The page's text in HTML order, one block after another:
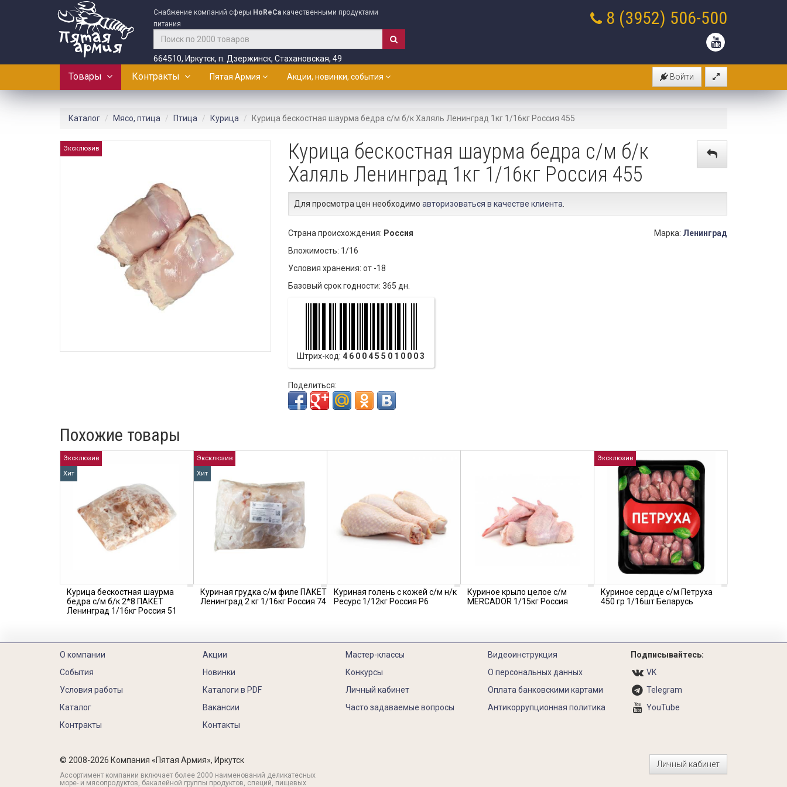
Снабжение компаний сферы HoReCa качественными продуктами
питания
664510, Иркутск, п. Дзержинск, Стахановская, 49
8 (3952) 506-500
Войти
Товары Контракты Пятая Армия Акции, новинки, события
Каталог Мясо, птица Птица Курица Курица бескостная шаурма бедра с/м б/к Халяль Ленинград 1кг 1/16кг Россия 455
Эксклюзив
Курица бескостная шаурма бедра с/м б/к
Халяль Ленинград 1кг 1/16кг Россия 455
Для просмотра цен необходимо авторизоваться в качестве клиента
Страна происхождения: Россия
Вложимость: 1/16
Условия хранения: от -18
Базовый срок годности: 365 дн.
Марка: Ленинград
Штрих-код: 4600455010003
Поделиться:
Похожие товары
Эксклюзив
Хит
Курица бескостная шаурма
бедра с/м б/к 2*8 ПАКЕТ
Ленинград 1/16кг Россия 51
Эксклюзив
Хит
Куриная грудка с/м филе ПАКЕТ
Ленинград 2 кг 1/16кг Россия 74
Куриная голень с кожей с/м н/к
Ресурс 1/12кг Россия Р6
Куриное крыло целое с/м
MERCADOR 1/15кг Россия
Эксклюзив
Куриное сердце с/м Петруха
450 гр 1/16шт Беларусь
О компании
События
Условия работы
Каталог
Контракты
Акции
Новинки
Каталоги в PDF
Вакансии
Контакты
Мастер-классы
Конкурсы
Личный кабинет
Часто задаваемые вопросы
Видеоинструкция
О персональных данных
Оплата банковскими картами
Антикоррупционная политика
Подписывайтесь:
VK
Telegram
YouTube
© 2008-2026 Компания «Пятая Армия», Иркутск
Ассортимент компании включает более 2000 наименований деликатесных
море- и мясопродуктов, бакалейной группы продуктов, специй, пищевых
Личный кабинет